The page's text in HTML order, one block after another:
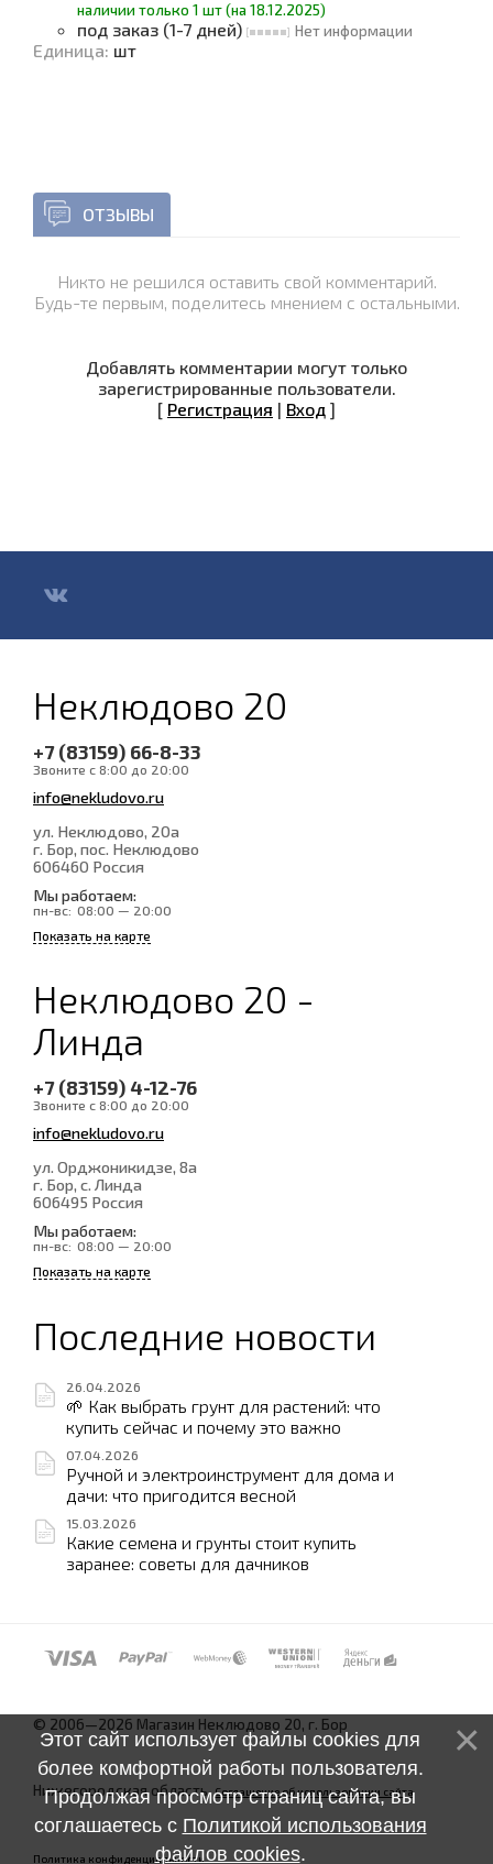
наличии только 1 шт (на 18.12.2025)
под заказ (1-7 дней) Нет информации
Единица: шт
ОТЗЫВЫ
Никто не решился оставить свой комментарий.
Будь-те первым, поделитесь мнением с остальными.
Добавлять комментарии могут только
зарегистрированные пользователи.
[ Регистрация | Вход ]
Неклюдово 20
+7 (83159) 66-8-33
Звоните с 8:00 до 20:00
info@nekludovo.ru
ул. Неклюдово, 20а
г. Бор, пос. Неклюдово
606460 Россия
Мы работаем:
пн-вс: 08:00 — 20:00
Показать на карте
Неклюдово 20 -
Линда
+7 (83159) 4-12-76
Звоните с 8:00 до 20:00
info@nekludovo.ru
ул. Орджоникидзе, 8а
г. Бор, с. Линда
606495 Россия
Мы работаем:
пн-вс: 08:00 — 20:00
Показать на карте
Последние новости
26.04.2026
🌱 Как выбрать грунт для растений: что
купить сейчас и почему это важно
07.04.2026
Ручной и электроинструмент для дома и
дачи: что пригодится весной
15.03.2026
Какие семена и грунты стоит купить
заранее: советы для дачников
© 2006—2026 Магазин Неклюдово 20, г. Бор
Нижегородская область.Соглашение об использовании сайта
Политика конфиденциальности
Этот сайт использует файлы cookies для
более комфортной работы пользователя.
Продолжая просмотр страниц сайта, вы
соглашаетесь с Политикой использования
файлов cookies.